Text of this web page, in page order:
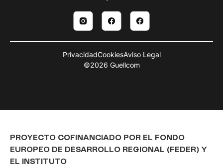
©2026 Guellcom
PrivacidadCookiesAviso Legal
PROYECTO COFINANCIADO POR EL FONDO
EUROPEO DE DESARROLLO REGIONAL (FEDER) Y
EL INSTITUTO